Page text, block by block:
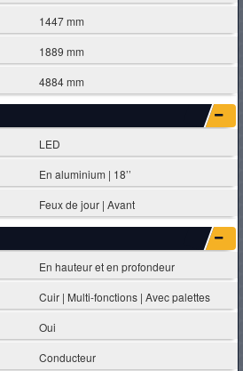
1447 mm
1889 mm
4884 mm
LED
En aluminium | 18’’
Feux de jour | Avant
En hauteur et en profondeur
Cuir | Multi-fonctions | Avec palettes
Oui
Conducteur